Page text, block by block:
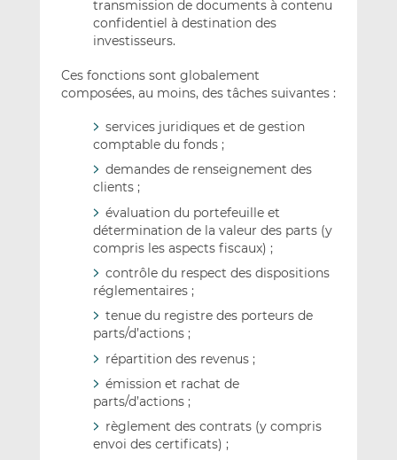
transmission de documents à contenu
confidentiel à destination des
investisseurs.
Ces fonctions sont globalement
composées, au moins, des tâches suivantes :
services juridiques et de gestion
comptable du fonds ;
demandes de renseignement des
clients ;
évaluation du portefeuille et
détermination de la valeur des parts (y
compris les aspects fiscaux) ;
contrôle du respect des dispositions
réglementaires ;
tenue du registre des porteurs de
parts/d’actions ;
répartition des revenus ;
émission et rachat de
parts/d’actions ;
règlement des contrats (y compris
envoi des certificats) ;